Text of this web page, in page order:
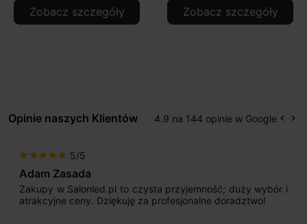
Zobacz szczegóły Zobacz szczegóły
Opinie naszych Klientów 4.9 na 144 opinie w Google keyboard_arrow_left keyboard_arrow_right
star star star star star 5/5
Adam Zasada
Zakupy w Salonled.pl to czysta przyjemność; duży wybór i
atrakcyjne ceny. Dziękuję za profesjonalne doradztwo!